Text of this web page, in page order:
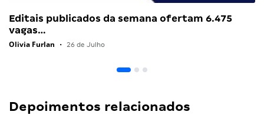
Editais publicados da semana ofertam 6.475
vagas…
Olivia Furlan • 26 de Julho
Depoimentos relacionados